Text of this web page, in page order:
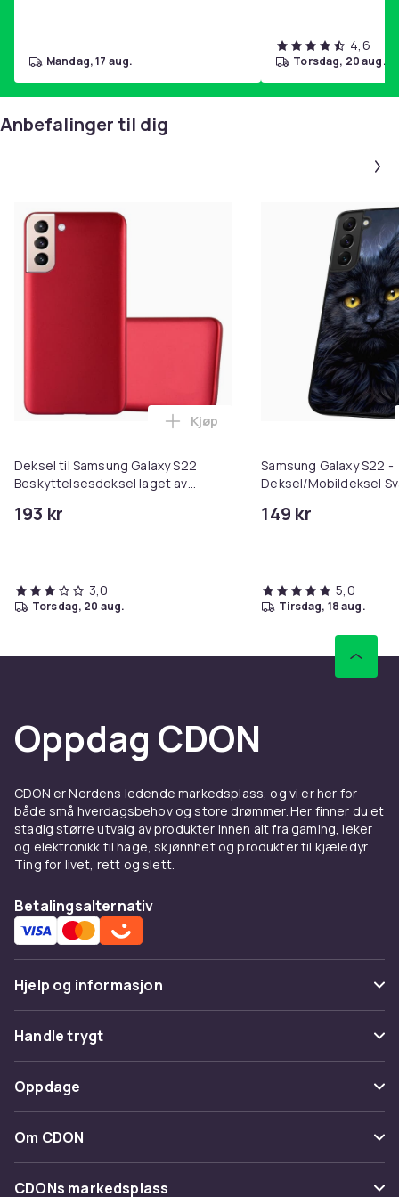
+ beskyttelsesdekselet sitter veldig godt og er
Produktegenskaper/funksjoner:
+ eksklusivt design i ekstraordinære farger
+ matt utseende
+ passer svært godt og er form- og belastningsstabilt
Moderne etui Beskyttelsesdeksel laget av sklisikker
Artikkel nr.
17cb97bf-9d8b-42b0-ad1c-605586080933
mandag, 17 aug.
4,6
torsdag, 20 aug.
Anbefalinger til dig
Deksel til Samsung Galaxy S22
Beskyttelsesdeksel laget av
193 kr
Legg Deksel til Samsung
Kjøp
3,0
torsdag, 20 aug.
Samsung Galaxy S22 -
Deksel/Mobildeksel
149 kr
5,0
tirsdag, 18 aug.
Oppdag CDON
CDON er Nordens ledende markedsplass, og vi er her for
både små hverdagsbehov og store drømmer. Her finner du et
stadig større utvalg av produkter innen alt fra gaming, leker
og elektronikk til hage, skjønnhet og produkter til kjæledyr.
Ting for livet, rett og slett.
Betalingsalternativ
Hjelp og informasjon
Vanlige spørsmål
Spor pakke
Angre & returner her
Kontakt oss
Handle trygt
Betaling
Levering
Tilbakekallinger
Oppdage
Kategorier
Varemerker
Om CDON
Om oss
CDONs markedsplass